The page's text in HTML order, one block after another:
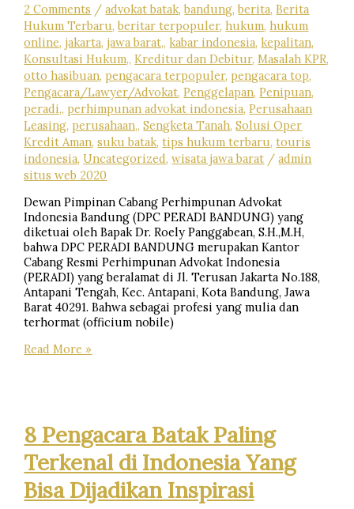
MENGHADAPI
MASALAH
HUKUM
DALAM
PERKARA
PIDANA
BAIK
DI
KEPOLISAN,
KEJAKSAAN,
PENGADILAN
NEGERI,
TINGGI
DAN
MAHKAMAH
AGUNG
2 Comments /advokat batak,bandung,berita,Berita
Hukum Terbaru,beritar terpopuler,hukum,hukum
online,jakarta,jawa barat,,kabar indonesia,kepalitan,
Konsultasi Hukum,,Kreditur dan Debitur,Masalah KPR,
otto hasibuan,pengacara terpopuler,pengacara top,
Pengacara/Lawyer/Advokat,Penggelapan,Penipuan,
peradi,,perhimpunan advokat indonesia,Perusahaan
Leasing,perusahaan,,Sengketa Tanah,Solusi Oper
Kredit Aman,suku batak,tips hukum terbaru,touris
indonesia,Uncategorized,wisata jawa barat /admin
situs web 2020
Dewan Pimpinan Cabang Perhimpunan Advokat
Indonesia Bandung (DPC PERADI BANDUNG) yang
diketuai oleh Bapak Dr. Roely Panggabean, S.H.,M.H,
bahwa DPC PERADI BANDUNG merupakan Kantor
Cabang Resmi Perhimpunan Advokat Indonesia
(PERADI) yang beralamat di Jl. Terusan Jakarta No.188,
Antapani Tengah, Kec. Antapani, Kota Bandung, Jawa
Barat 40291. Bahwa sebagai profesi yang mulia dan
terhormat (officium nobile)
BIDANG
ADVOKAT
DPC
PERADI
BANDUNG
Read More »
8 Pengacara Batak Paling
Terkenal di Indonesia Yang
Bisa Dijadikan Inspirasi